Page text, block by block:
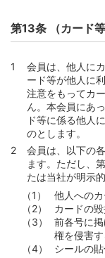
第114条 （返金
第116条 （充
第117条 （支
第3編 退会、会
第118条 （反社
第119条 （会
第120条 （会
い）
第121条 （本
第122条 （退会
第123条 （会
第13条 （カード等
会員は、他人に
ード等が他人に
注意をもってカ
ん。本会員にあ
ド等に係る他人
のとします。
会員は、以下の
ます。ただし、
たは当社が明示
他人への
カードの
前各号に
権を侵害
シールの